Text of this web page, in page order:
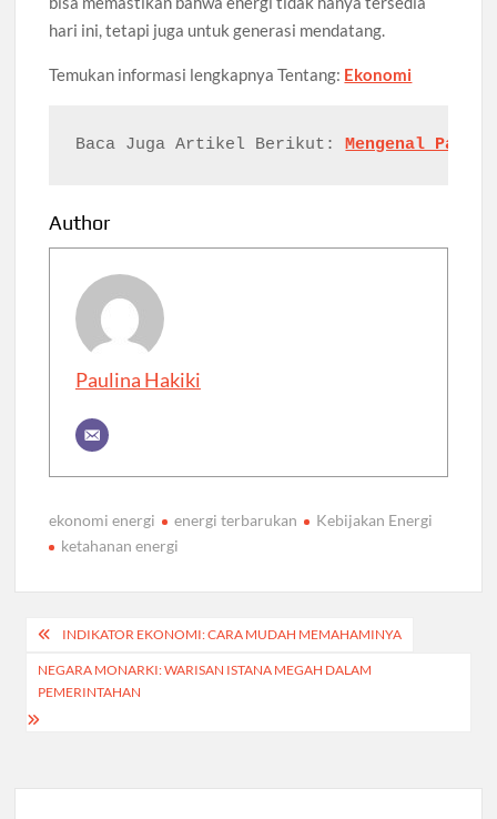
hari ini, tetapi juga untuk generasi mendatang.
Temukan informasi lengkapnya Tentang: Ekonomi
Baca Juga Artikel Berikut: Mengenal
Author
Paulina Hakiki
ekonomi energi energi terbarukan
Kebijakan Energi
ketahanan energi
Post
navigation
INDIKATOR EKONOMI: CARA MUDAH MEMAHAMINYA
NEGARA MONARKI: WARISAN ISTANA MEGAH DALAM
PEMERINTAHAN